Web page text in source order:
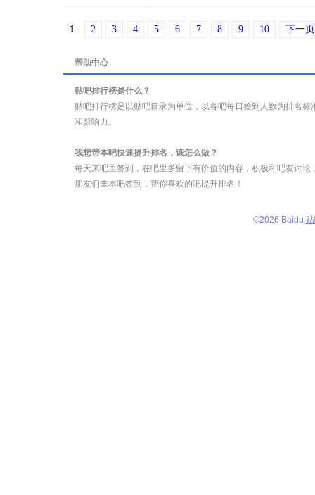
1 2 3 4 5 6 7 8 9 10 下一页
帮助中心
贴吧排行榜是什么？
贴吧排行榜是以贴吧目录为单位，以各吧每日签到人数为排名
和影响力。
我想帮本吧快速提升排名，该怎么做？
每天来吧里签到，在吧里多留下有价值的内容，积极和吧友讨
朋友们来本吧签到，帮你喜欢的吧提升排名！
©2026 Baidu